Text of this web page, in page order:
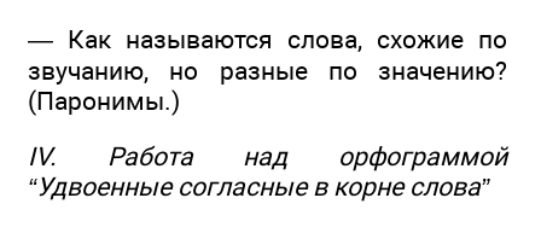
— Как называются слова, схожие по
звучанию, но разные по значению?
(Паронимы.)
IV. Работа над орфограммой
“Удвоенные согласные в корне слова”